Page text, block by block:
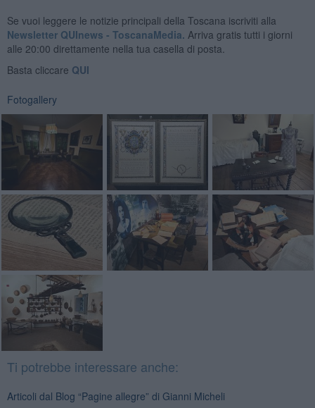
Se vuoi leggere le notizie principali della Toscana iscriviti alla
Newsletter QUInews - ToscanaMedia. Arriva gratis tutti i giorni
alle 20:00 direttamente nella tua casella di posta.
Basta cliccare QUI
Fotogallery
Ti potrebbe interessare anche:
Articoli dal Blog “Pagine allegre” di Gianni Micheli